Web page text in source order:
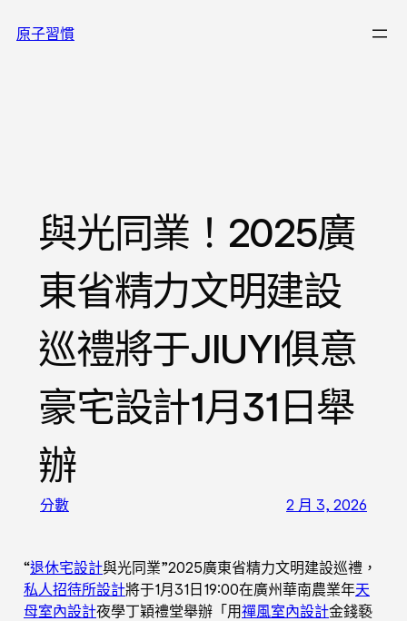
至原子習慣
與光同業！2025廣
東省精力文明建設
巡禮將于JIUYI俱意
豪宅設計1月31日舉
辦
分數 2 月 3, 2026
“退休宅設計與光同業”2025廣東省精力文明建設巡禮，
私人招待所設計將于1月31日19:00在廣州華南農業年天
母室內設計夜學丁穎禮堂舉辦「用禪風室內設計金錢褻